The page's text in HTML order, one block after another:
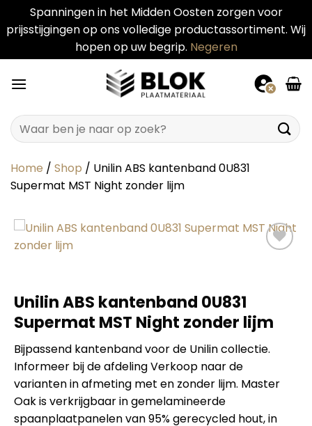
Spanningen in het Midden Oosten zorgen voor
prijsstijgingen op ons volledige productassortiment. Wij
hopen op uw begrip. Negeren
naar
Zoeken
naar:
Home / Shop / Unilin ABS kantenband 0U831
Supermat MST Night zonder lijm
Unilin ABS kantenband 0U831
Supermat MST Night zonder lijm
Bijpassend kantenband voor de Unilin collectie.
Informeer bij de afdeling Verkoop naar de
varianten in afmeting met en zonder lijm. Master
Oak is verkrijgbaar in gemelamineerde
spaanplaatpanelen van 95% gerecycled hout, in